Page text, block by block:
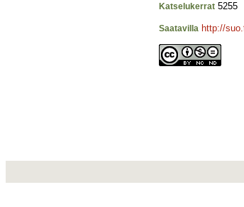
Katselukerrat 5255
Saatavilla http://